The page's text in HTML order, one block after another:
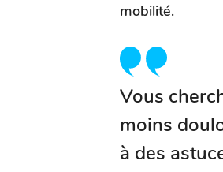
mobilité.
Vous
moins
à des